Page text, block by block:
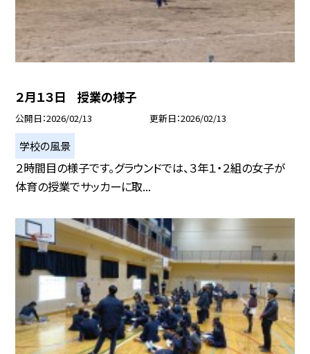
２月１３日 授業の様子
公開日 2026/02/13 更新日 2026/02/13
学校の風景
２時間目の様子です。グラウンドでは、３年１・２組の女子が
体育の授業でサッカーに取...